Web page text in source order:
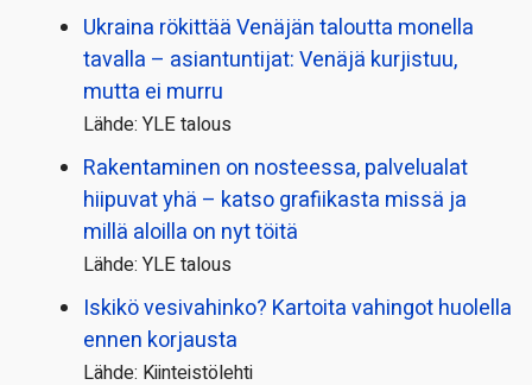
Ukraina rökittää Venäjän taloutta monella
tavalla – asiantuntijat: Venäjä kurjistuu,
mutta ei murru
Lähde: YLE talous
Rakentaminen on nosteessa, palvelualat
hiipuvat yhä – katso grafiikasta missä ja
millä aloilla on nyt töitä
Lähde: YLE talous
Iskikö vesivahinko? Kartoita vahingot huolella
ennen korjausta
Lähde: Kiinteistölehti